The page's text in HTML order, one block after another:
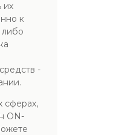
их
к
-
сферах,
ON-